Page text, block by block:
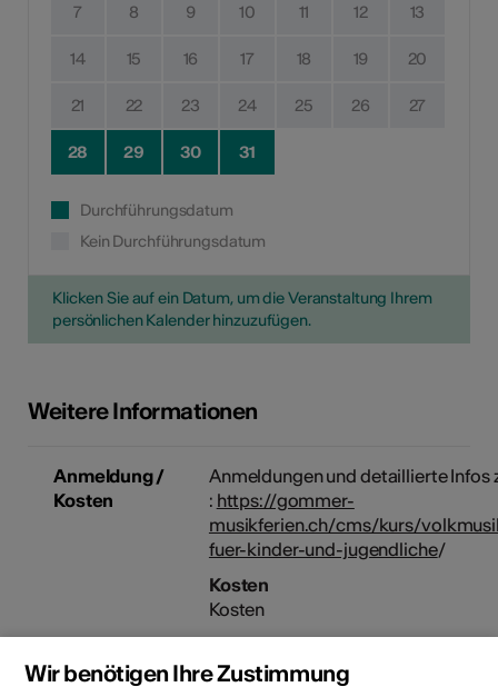
7 8 9 10 11 12 13
14 15 16 17 18 19 20
21 22 23 24 25 26 27
28 29 30 31
Durchführungsdatum
Kein Durchführungsdatum
Klicken Sie auf ein Datum, um die Veranstaltung Ihrem
persönlichen Kalender hinzuzufügen.
Weitere Informationen
Anmeldung /
Kosten
Anmeldungen und detaillierte Infos
: https://gommer-
musikferien.ch/cms/kurs/
fuer-kinder-und-jugendliche/
Kosten
Kosten
Wir benötigen Ihre Zustimmung